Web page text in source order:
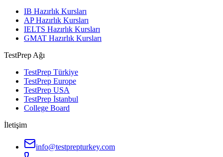
IB Hazırlık Kursları
AP Hazırlık Kursları
IELTS Hazırlık Kursları
GMAT Hazırlık Kursları
TestPrep Ağı
TestPrep Türkiye
TestPrep Europe
TestPrep USA
TestPrep İstanbul
College Board
İletişim
info@testprepturkey.com